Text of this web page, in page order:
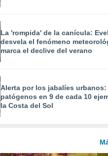
La 'rompida' de la canícula:
desvela el fenómeno
marca el declive del verano
Alerta por los jabalíes urbanos:
patógenos en 9 de cada 10
la Costa del Sol